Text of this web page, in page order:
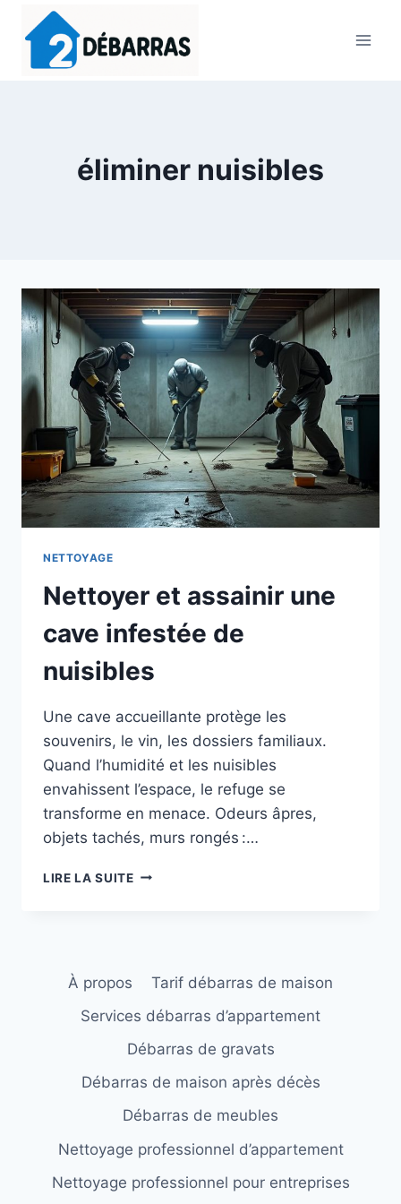
contenu
éliminer nuisibles
NETTOYAGE
Nettoyer et assainir une
cave infestée de
nuisibles
Une cave accueillante protège les
souvenirs, le vin, les dossiers familiaux.
Quand l’humidité et les nuisibles
envahissent l’espace, le refuge se
transforme en menace. Odeurs âpres,
objets tachés, murs rongés :…
LIRE LA SUITENETTOYER
À propos
Tarif débarras de maison
Services débarras d’appartement
Débarras de gravats
Débarras de maison après décès
Débarras de meubles
Nettoyage professionnel d’appartement
Nettoyage professionnel pour entreprises